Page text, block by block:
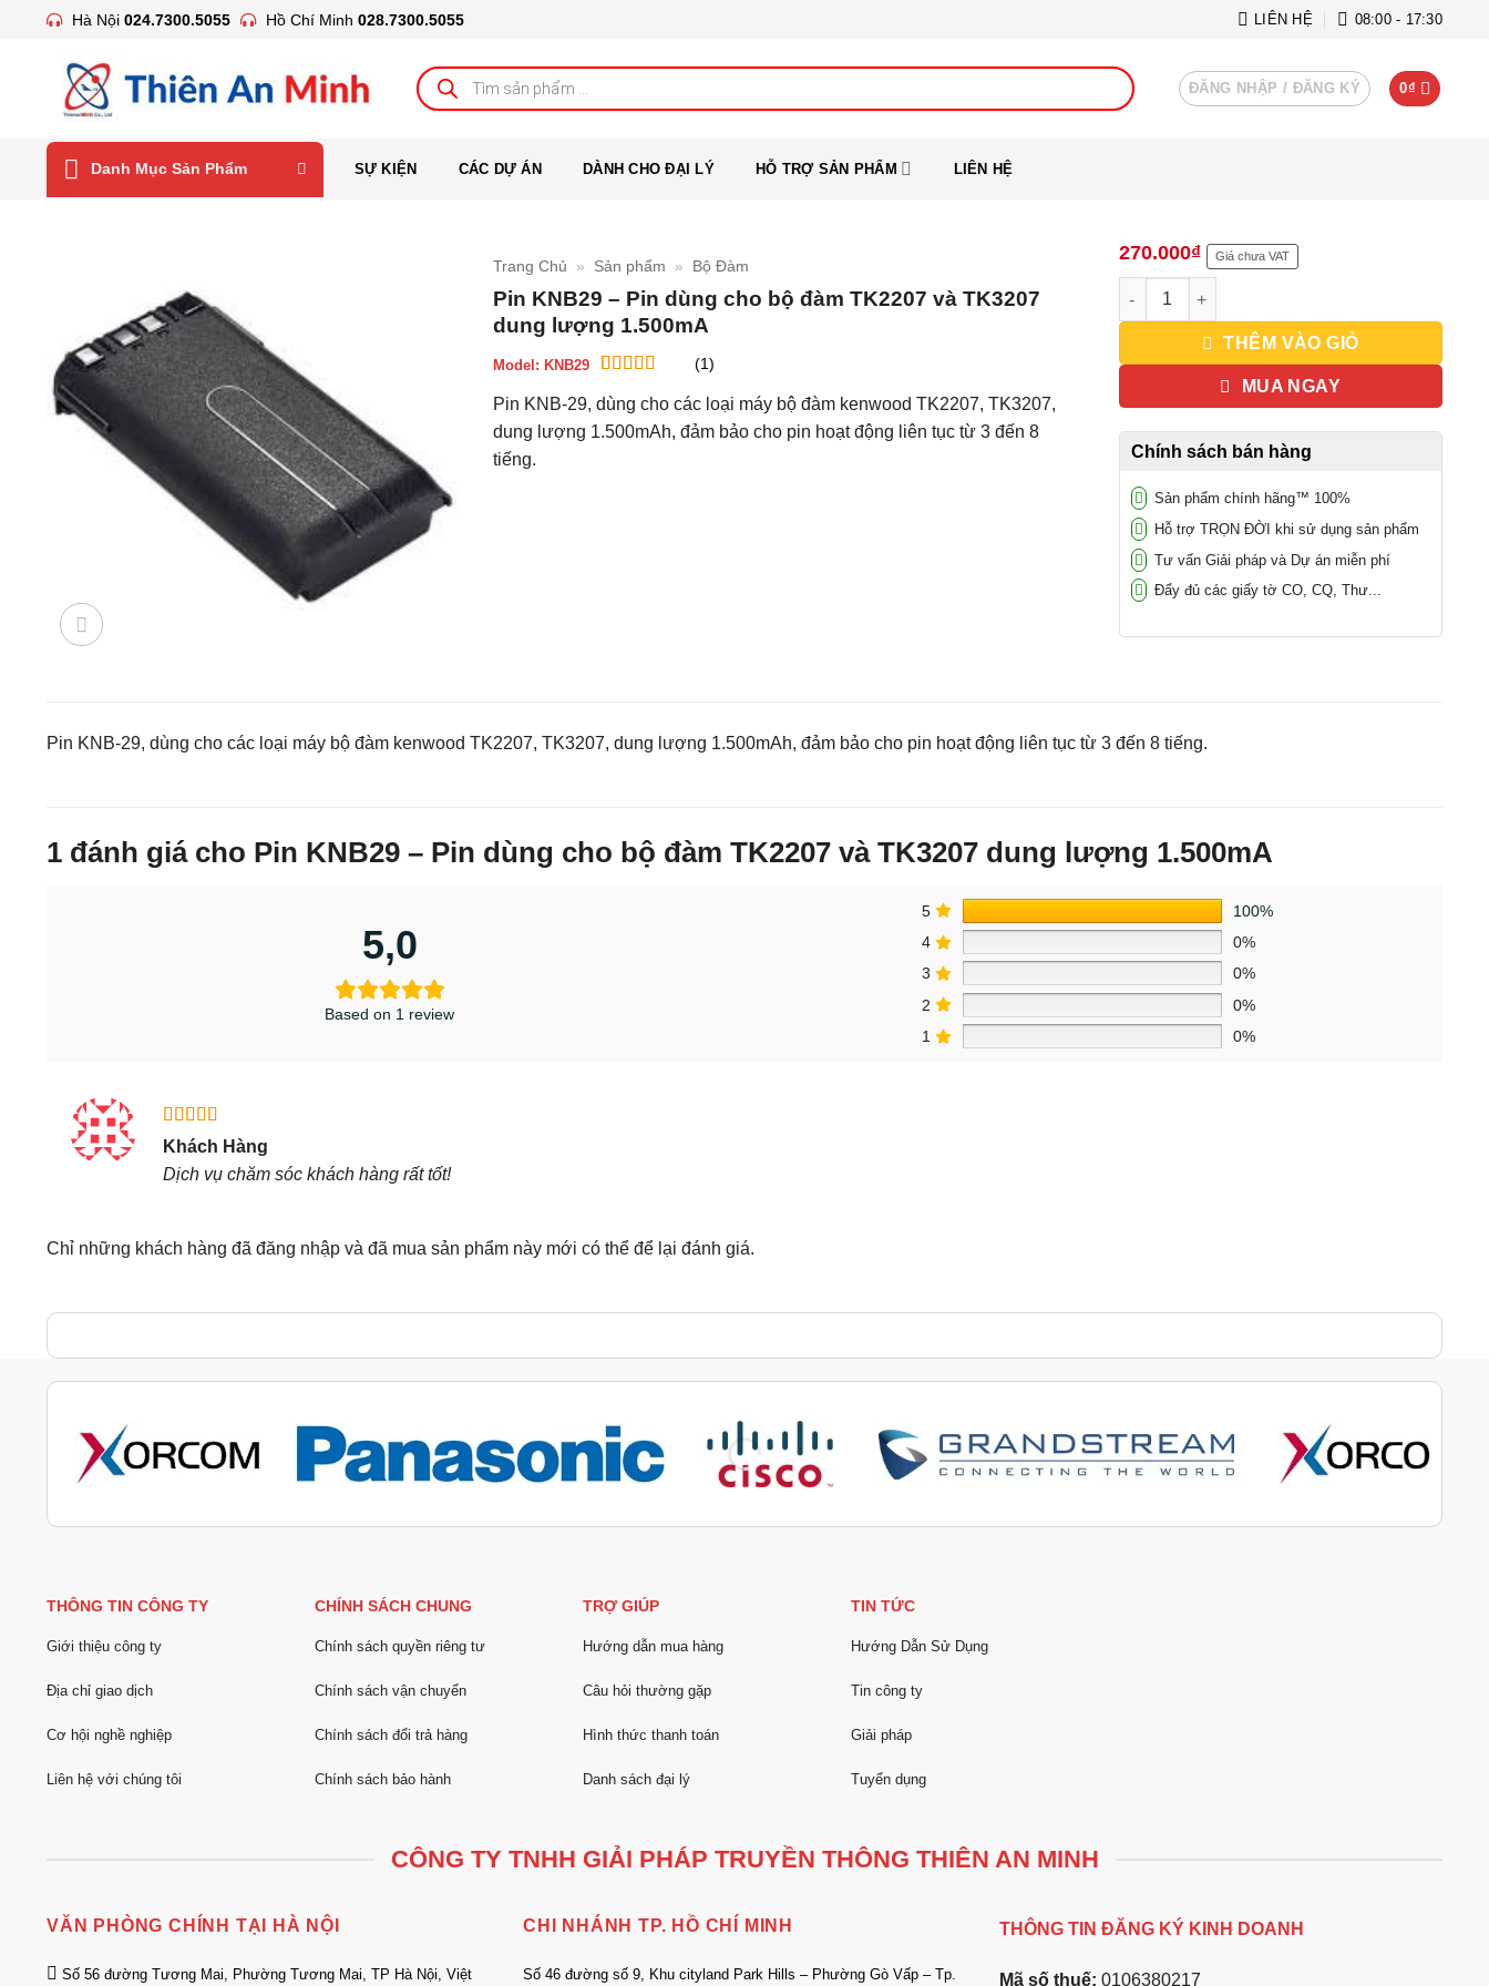
Hà Nội 024.7300.5055 Hồ Chí Minh 028.7300.5055 LIÊN HỆ 08:00 - 17:30
Tìm
kiếm
sản
phẩm
ĐĂNG NHẬP / ĐĂNG KÝ 0₫
Danh Mục Sản Phẩm SỰ KIỆN CÁC DỰ ÁN DÀNH CHO ĐẠI LÝ HỖ TRỢ SẢN PHẨM LIÊN HỆ
Trang Chủ » Sản phẩm » Bộ Đàm
Pin KNB29 – Pin dùng cho bộ đàm TK2207 và TK3207
dung lượng 1.500mA
Model: KNB29
trênđánh
giá
(1)
Pin KNB-29, dùng cho các loại máy bộ đàm kenwood TK2207, TK3207,
dung lượng 1.500mAh, đảm bảo cho pin hoạt động liên tục từ 3 đến 8
tiếng.
270.000₫ Giá chưa VAT
Pin KNB29 - Pin dùng cho bộ đàm TK2207 và
THÊM VÀO GIỎ
MUA NGAY
Chính sách bán hàng
Sản phẩm chính hãng™ 100%
Hỗ trợ TRỌN ĐỜI khi sử dụng sản phẩm
Tư vấn Giải pháp và Dự án miễn phí
Đẩy đủ các giấy tờ CO, CQ, Thư...
Pin KNB-29, dùng cho các loại máy bộ đàm kenwood TK2207, TK3207, dung lượng 1.500mAh, đảm bảo cho pin hoạt động liên tục từ 3 đến 8 tiếng.
1 đánh giá cho Pin KNB29 – Pin dùng cho bộ đàm TK2207 và TK3207 dung lượng 1.500mA
5,0
Based on 1 review
5
100%
4
0%
3
0%
2
0%
1
0%
Được xếp
hạng55
sao
Khách Hàng
Dịch vụ chăm sóc khách hàng rất tốt!
Chỉ những khách hàng đã đăng nhập và đã mua sản phẩm này mới có thể để lại đánh giá.
THÔNG TIN CÔNG TY
Giới thiệu công ty
Địa chỉ giao dịch
Cơ hội nghề nghiệp
Liên hệ với chúng tôi
CHÍNH SÁCH CHUNG
Chính sách quyền riêng tư
Chính sách vận chuyển
Chính sách đổi trả hàng
Chính sách bảo hành
TRỢ GIÚP
Hướng dẫn mua hàng
Câu hỏi thường gặp
Hình thức thanh toán
Danh sách đại lý
TIN TỨC
Hướng Dẫn Sử Dụng
Tin công ty
Giải pháp
Tuyển dụng
CÔNG TY TNHH GIẢI PHÁP TRUYỀN THÔNG THIÊN AN MINH
VĂN PHÒNG CHÍNH TẠI HÀ NỘI
Số 56 đường Tương Mai, Phường Tương Mai, TP Hà Nội, Việt
CHI NHÁNH TP. HỒ CHÍ MINH
Số 46 đường số 9, Khu cityland Park Hills – Phường Gò Vấp – Tp.
THÔNG TIN ĐĂNG KÝ KINH DOANH
Mã số thuế: 0106380217